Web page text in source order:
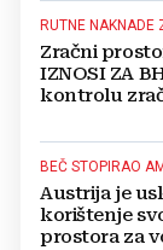
RUTNE NAKNADE
Zračni
IZNOSI ZA
kontrolu
BEČ STOPIRAO
Austrija je
korištenje
prostora za